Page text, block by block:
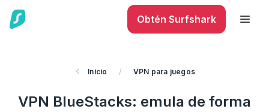
Obtén Surfshark
Inicio / VPN para juegos
VPN BlueStacks: emula de forma